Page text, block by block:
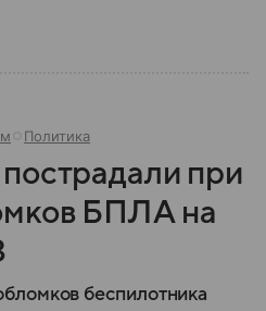
Политика
при
БПЛА на
беспилотника